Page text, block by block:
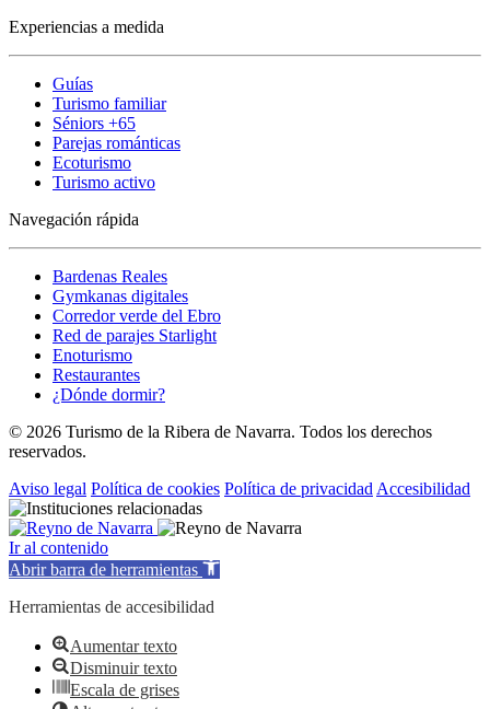
Experiencias a medida
Guías
Turismo familiar
Séniors +65
Parejas románticas
Ecoturismo
Turismo activo
Navegación rápida
Bardenas Reales
Gymkanas digitales
Corredor verde del Ebro
Red de parajes Starlight
Enoturismo
Restaurantes
¿Dónde dormir?
© 2026 Turismo de la Ribera de Navarra. Todos los derechos
reservados.
Aviso legal Política de cookies Política de privacidad Accesibilidad
Ir al contenido
Abrir barra de herramientas
Herramientas de accesibilidad
Aumentar texto
Disminuir texto
Escala de grises